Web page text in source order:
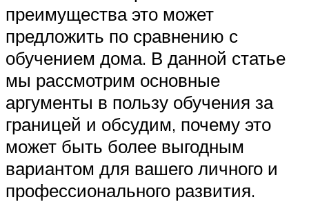
преимущества это может
предложить по сравнению с
обучением дома. В данной статье
мы рассмотрим основные
аргументы в пользу обучения за
границей и обсудим, почему это
может быть более выгодным
вариантом для вашего личного и
профессионального развития.